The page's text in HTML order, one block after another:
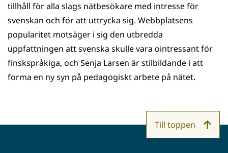
tillhåll för alla slags nätbesökare med intresse för
svenskan och för att uttrycka sig. Webbplatsens
popularitet motsäger i sig den utbredda
uppfattningen att svenska skulle vara ointressant för
finskspråkiga, och Senja Larsen är stilbildande i att
forma en ny syn på pedagogiskt arbete på nätet.
Till toppen